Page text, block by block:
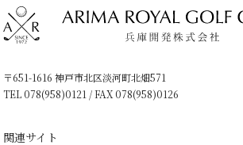
〒651-1616 神戸市北区淡河町北畑571
TEL 078(958)0121 / FAX 078(958)0126
関連サイト